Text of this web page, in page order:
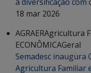
18 mar 2026
AGRAERAgricultura
ECONÔMICAGeral
Semadesc inaugura
Agricultura Familiar